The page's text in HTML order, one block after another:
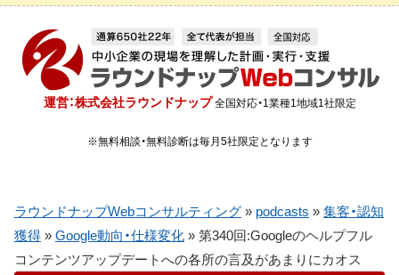
運営：株式会社ラウンドナップ 全国対応・1業種1地域1社限定
※無料相談・無料診断は毎月5社限定となります
ラウンドナップWebコンサルティング » podcasts » 集客・認知
獲得 » Google動向・仕様変化 » 第340回:Googleのヘルプフル
コンテンツアップデートへの各所の言及があまりにカオス